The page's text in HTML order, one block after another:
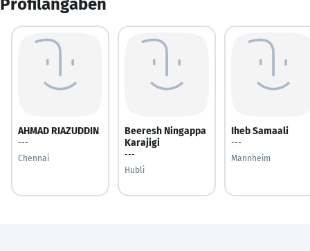
AHMAD RIAZUDDIN
---
Chennai
Beeresh Ningappa
Karajigi
---
Hubli
Iheb Samaali
---
Mannheim